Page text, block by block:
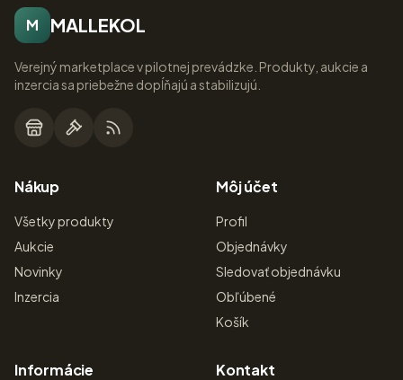
M MALLEKOL
Verejný marketplace v pilotnej prevádzke. Produkty, aukcie a
inzercia sa priebežne dopĺňajú a stabilizujú.
Nákup
Všetky produkty
Aukcie
Novinky
Inzercia
Môj účet
Profil
Objednávky
Sledovať objednávku
Obľúbené
Košík
Informácie Kontakt